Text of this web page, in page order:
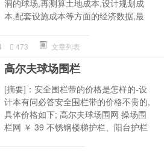
洞的球场,再测算土地成本,设计规划成
本,配套设施成本等方面的经济数据,最
473 文章列表
高尔夫球场围栏
[摘要]：安全围栏带的价格是怎样的-设
计本有问必答安全围栏带的价格不贵的,
具体价格如下; 高尔夫球场围网 操场围
栏网 ￥ 39 不锈钢楼梯护栏、阳台护栏